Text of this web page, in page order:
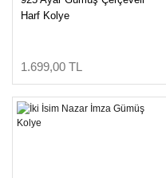
Harf Kolye
1.699,00 TL